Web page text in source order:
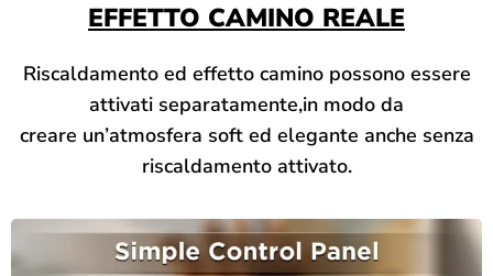
EFFETTO CAMINO REALE
Riscaldamento ed effetto camino possono essere
attivati separatamente,in modo da
creare un’atmosfera soft ed elegante anche senza
riscaldamento attivato.